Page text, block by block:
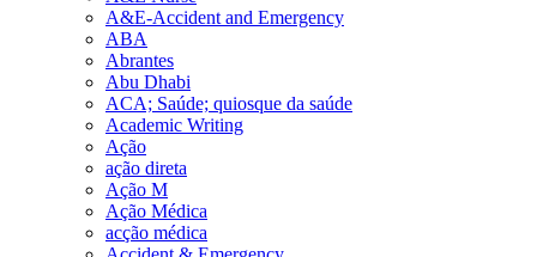
A&E-Accident and Emergency
ABA
Abrantes
Abu Dhabi
ACA; Saúde; quiosque da saúde
Academic Writing
Ação
ação direta
Ação M
Ação Médica
acção médica